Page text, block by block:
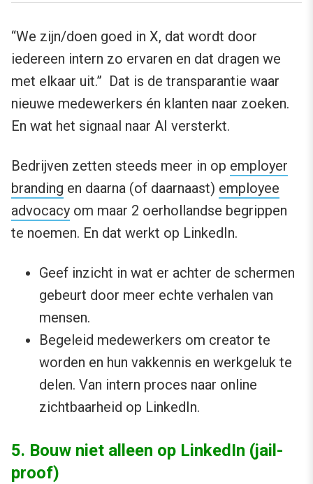
“We zijn/doen goed in X, dat wordt door
iedereen intern zo ervaren en dat dragen we
met elkaar uit.” Dat is de transparantie waar
nieuwe medewerkers én klanten naar zoeken.
En wat het signaal naar AI versterkt.
Bedrijven zetten steeds meer in op employer
branding en daarna (of daarnaast) employee
advocacy om maar 2 oerhollandse begrippen
te noemen. En dat werkt op LinkedIn.
Geef inzicht in wat er achter de schermen
gebeurt door meer echte verhalen van
mensen.
Begeleid medewerkers om creator te
worden en hun vakkennis en werkgeluk te
delen. Van intern proces naar online
zichtbaarheid op LinkedIn.
5. Bouw niet alleen op LinkedIn (jail-
proof)